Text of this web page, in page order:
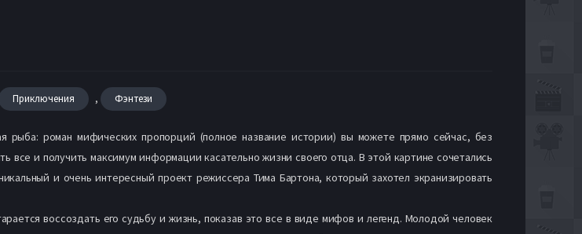
Приключения , Фэнтези
рыба: роман мифических пропорций (полное название истории) вы можете прямо сейчас, без
все и получить максимум информации касательно жизни своего отца. В этой картине сочетались
и очень интересный проект режиссера Тима Бартона, который захотел экранизировать
воссоздать его судьбу и жизнь, показав это все в виде мифов и легенд. Молодой человек